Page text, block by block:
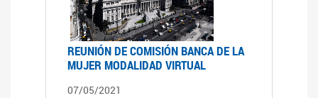
REUNIÓN DE COMISIÓN BANCA DE LA
MUJER MODALIDAD VIRTUAL
07/05/2021